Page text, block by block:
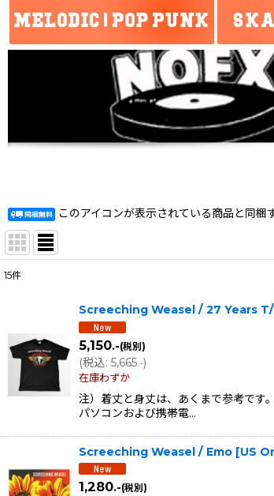
このアイコンが表示されている商品と同梱
並び順:
15件
Screeching Weasel / 27 Years T/S
5,150.-(税別)
(税込: 5,665 .-)
在庫わずか
注）着丈と身丈は、あくまで参考です
パソコンおよび携帯電…
Screeching Weasel / Emo [US
1,280.-(税別)